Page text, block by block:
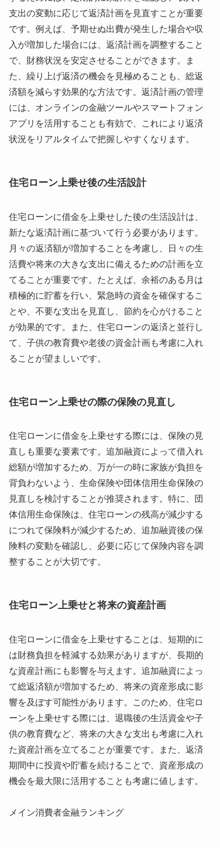
支出の変動に応じて返済計画を見直すことが重要
です。例えば、予期せぬ出費が発生した場合や収
入が増加した場合には、返済計画を調整すること
で、財務状況を安定させることができます。ま
た、繰り上げ返済の機会を見極めることも、総返
済額を減らす効果的な方法です。返済計画の管理
には、オンラインの金融ツールやスマートフォン
アプリを活用することも有効で、これにより返済
状況をリアルタイムで把握しやすくなります。
住宅ローン上乗せ後の生活設計
住宅ローンに借金を上乗せした後の生活設計は、
新たな返済計画に基づいて行う必要があります。
月々の返済額が増加することを考慮し、日々の生
活費や将来の大きな支出に備えるための計画を立
てることが重要です。たとえば、余裕のある月は
積極的に貯蓄を行い、緊急時の資金を確保するこ
とや、不要な支出を見直し、節約を心がけること
が効果的です。また、住宅ローンの返済と並行し
て、子供の教育費や老後の資金計画も考慮に入れ
ることが望ましいです。
住宅ローン上乗せの際の保険の見直し
住宅ローンに借金を上乗せする際には、保険の見
直しも重要な要素です。追加融資によって借入れ
総額が増加するため、万が一の時に家族が負担を
背負わないよう、生命保険や団体信用生命保険の
見直しを検討することが推奨されます。特に、団
体信用生命保険は、住宅ローンの残高が減少する
につれて保険料が減少するため、追加融資後の保
険料の変動を確認し、必要に応じて保険内容を調
整することが大切です。
住宅ローン上乗せと将来の資産計画
住宅ローンに借金を上乗せすることは、短期的に
は財務負担を軽減する効果がありますが、長期的
な資産計画にも影響を与えます。追加融資によっ
て総返済額が増加するため、将来の資産形成に影
響を及ぼす可能性があります。このため、住宅ロ
ーンを上乗せする際には、退職後の生活資金や子
供の教育費など、将来の大きな支出も考慮に入れ
た資産計画を立てることが重要です。また、返済
期間中に投資や貯蓄を続けることで、資産形成の
機会を最大限に活用することも考慮に値します。
メイン消費者金融ランキング